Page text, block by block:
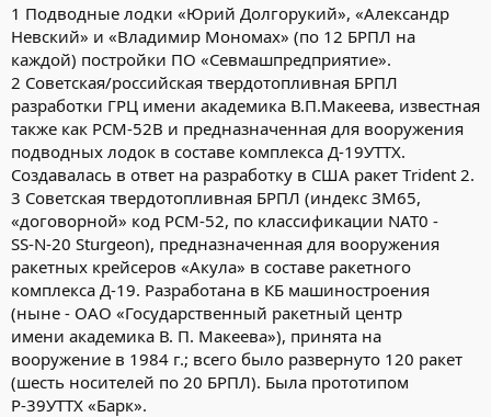
1 Подводные лодки «Юрий Долгорукий», «Александр
Невский» и «Владимир Мономах» (по 12 БРПЛ на
каждой) постройки ПО «Севмашпредприятие».
2 Советская/российская твердотопливная БРПЛ
разработки ГРЦ имени академика В.П.Макеева, известная
также как РСМ-52В и предназначенная для вооружения
подводных лодок в составе комплекса Д-19УТТХ.
Создавалась в ответ на разработку в США ракет Тrident 2.
3 Советская твердотопливная БРПЛ (индекс ЗМ65,
«договорной» код РСМ-52, по классификации NАТ0 -
SS-N-20 Sturgeon), предназначенная для вооружения
ракетных крейсеров «Акула» в составе ракетного
комплекса Д-19. Разработана в КБ машиностроения
(ныне - ОАО «Государственный ракетный центр
имени академика В. П. Макеева»), принята на
вооружение в 1984 г.; всего было развернуто 120 ракет
(шесть носителей по 20 БРПЛ). Была прототипом
Р-39УТТХ «Барк».